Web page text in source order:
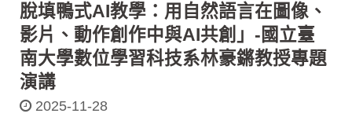
脫填鴨式AI教學：用自然語言在圖像、
影片、動作創作中與AI共創」-國立臺
南大學數位學習科技系林豪鏘教授專題
演講
2025-11-28